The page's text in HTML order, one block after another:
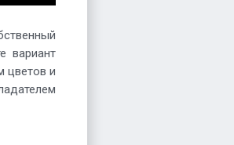
вариант
цветов и